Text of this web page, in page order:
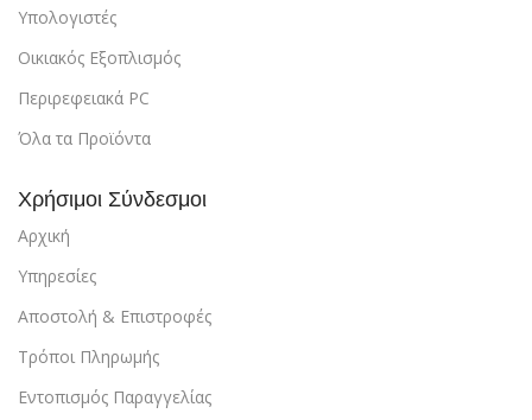
Υπολογιστές
Οικιακός Εξοπλισμός
Περιρεφειακά PC
Όλα τα Προϊόντα
Χρήσιμοι Σύνδεσμοι
Αρχική
Υπηρεσίες
Αποστολή & Επιστροφές
Τρόποι Πληρωμής
Εντοπισμός Παραγγελίας